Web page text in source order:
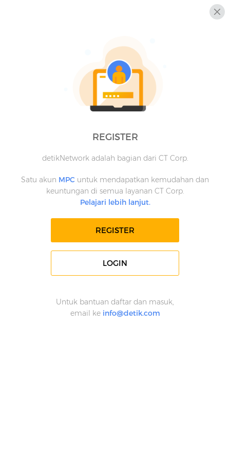
REGISTER
detikNetwork adalah bagian dari CT Corp.
Satu akun MPC untuk mendapatkan kemudahan dan
keuntungan di semua layanan CT Corp.
Pelajari lebih lanjut.
REGISTER
LOGIN
Untuk bantuan daftar dan masuk,
email ke info@detik.com